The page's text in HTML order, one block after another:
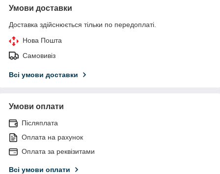
Умови доставки
Доставка здійснюється тільки по передоплаті.
Нова Пошта
Самовивіз
Всі умови доставки
Умови оплати
Післяплата
Оплата на рахунок
Оплата за реквізитами
Всі умови оплати